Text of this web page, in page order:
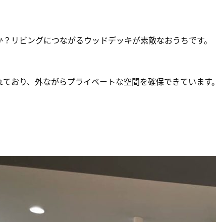
リビングにつながるウッドデッキが素敵なおうちです。
おり、外ながらプライベートな空間を確保できています。